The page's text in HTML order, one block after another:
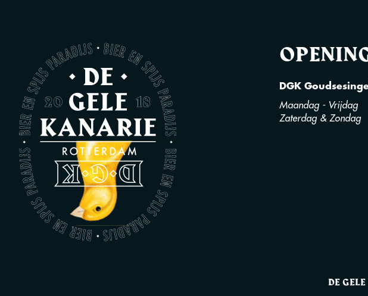
DGK
Maandag - Vrijdag
Zaterdag & Zondag
DE